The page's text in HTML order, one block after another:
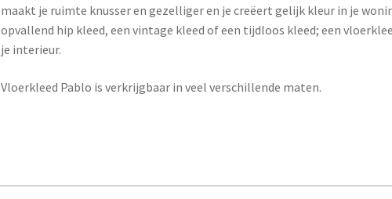
maakt je ruimte knusser en gezelliger en je creëert gelijk kleur in je
opvallend hip kleed, een vintage kleed of een tijdloos kleed; een
je interieur.
Vloerkleed Pablo is verkrijgbaar in veel verschillende maten.